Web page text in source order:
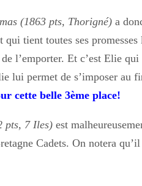
(1863 pts, Thorigné) a
tient toutes ses
l’emporter. Et c’est Elie
lui permet de s’imposer au
cette belle 3ème place!
pts, 7 Iles) est
Cadets. On notera